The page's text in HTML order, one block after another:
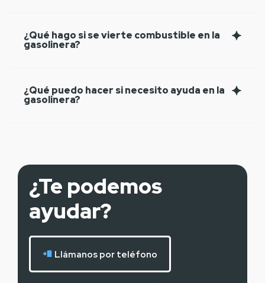
¿Qué hago si se vierte combustible en la
gasolinera?
¿Qué puedo hacer si necesito ayuda en la
gasolinera?
¿Te podemos
ayudar?
Llámanos por teléfono